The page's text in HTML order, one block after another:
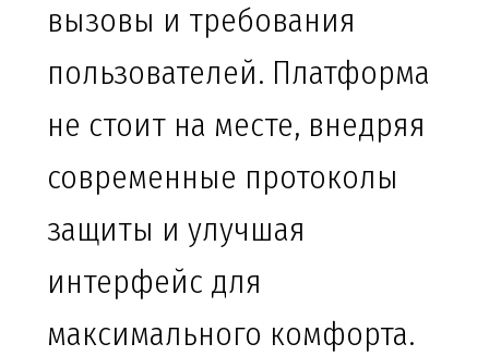
вызовы и требования
пользователей. Платформа
не стоит на месте, внедряя
современные протоколы
защиты и улучшая
интерфейс для
максимального комфорта.